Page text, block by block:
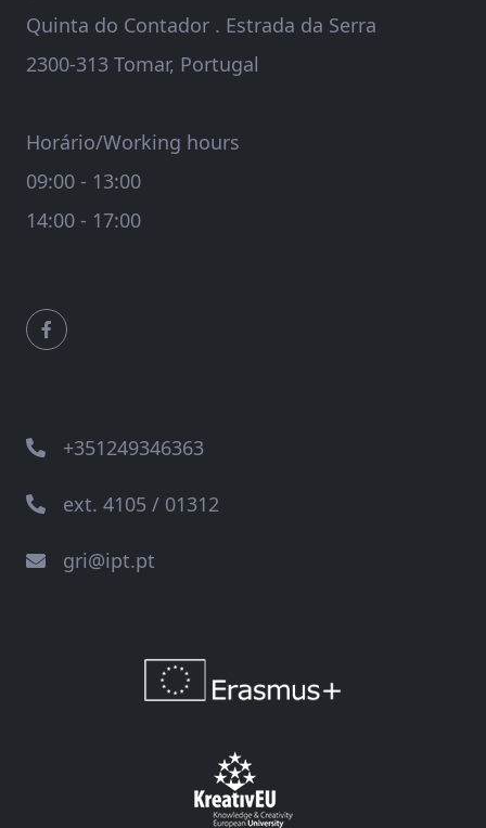
Quinta do Contador . Estrada da Serra
2300-313 Tomar, Portugal
Horário/Working hours
09:00 - 13:00
14:00 - 17:00
+351249346363
ext. 4105 / 01312
gri@ipt.pt